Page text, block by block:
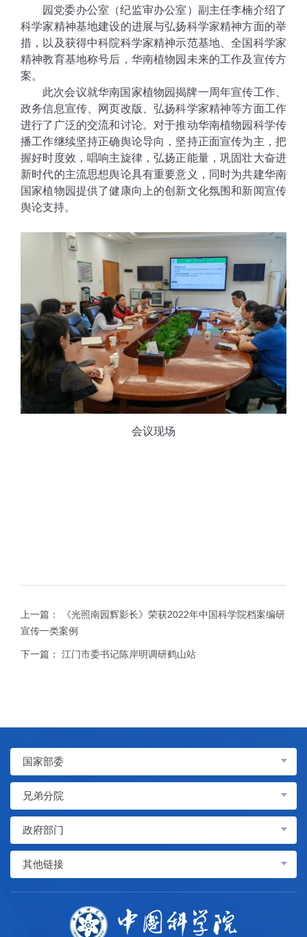
园党委办公室 （纪监审办公室）副主任李楠介绍了
科学家精神基地建设的进展与弘扬科学家精神方面的举
措，以及获得中科院科学家精神示范基地、全国科学家
精神教育基地称号后，华南植物园未来的工作及宣传方
案。
此次会议就华南国家植物园揭牌一周年宣传工作、
政务信息宣传、网页改版、弘扬科学家精神等方面工作
进行了广泛的交流和讨论。对于推动华南植物园科学传
播工作继续坚持正确舆论导向，坚持正面宣传为主，把
握好时度效，唱响主旋律，弘扬正能量，巩固壮大奋进
新时代的主流思想舆论具有重要意义，同时为共建华南
国家植物园提供了健康向上的创新文化氛围和新闻宣传
舆论支持。
会议现场
上一篇：
《光照南园辉影长》荣获2022年中国科学院档案编研
宣传一类案例
下一篇： 江门市委书记陈岸明调研鹤山站
国家部委
兄弟分院
政府部门
其他链接